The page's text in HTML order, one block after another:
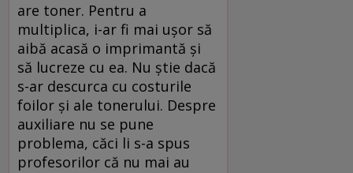
are toner. Pentru a
multiplica, i-ar fi mai uşor să
aibă acasă o imprimantă şi
să lucreze cu ea. Nu ştie dacă
s-ar descurca cu costurile
foilor şi ale tonerului. Despre
auxiliare nu se pune
problema, căci li s-a spus
profesorilor că nu mai au